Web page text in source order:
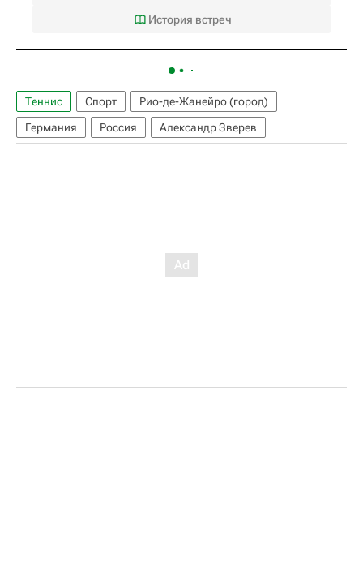
История встреч
Теннис Спорт
Рио-де-Жанейро (город)
Германия
Россия Александр Зверев